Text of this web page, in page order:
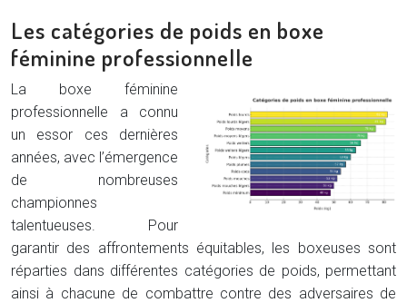
Les catégories de poids en boxe
féminine professionnelle
La boxe féminine
professionnelle a connu
un essor ces dernières
années, avec l’émergence
de nombreuses
championnes
talentueuses. Pour
garantir des affrontements équitables, les boxeuses sont
réparties dans différentes catégories de poids, permettant
ainsi à chacune de combattre contre des adversaires de